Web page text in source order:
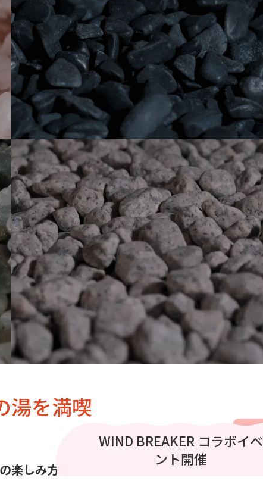
湯を満喫
楽しみ方を
この夏はコロナの湯で涼もう
【8月】
WIND BREAKER コラボイベ
ント開催